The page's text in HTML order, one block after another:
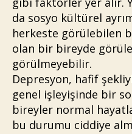
da sosyo kültürel
herkeste görülebilen
olan bir bireyde
görülmeyebilir.
Depresyon, hafif
genel işleyişinde bir
bireyler normal
bu durumu ciddiye